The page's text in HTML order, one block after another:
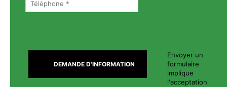
Envoyer un
formulaire
implique
l'acceptation